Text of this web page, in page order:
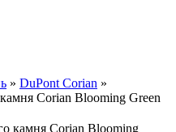
» DuPont Corian »
Corian Blooming Green